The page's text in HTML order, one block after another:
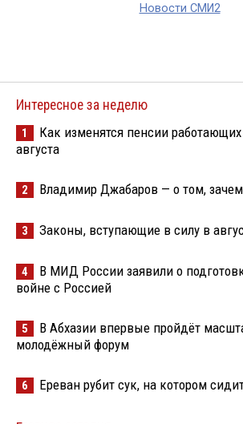
Новости СМИ2
Интересное за неделю
1
Как изменятся пенсии
августа
2 Владимир Джабаров — о том,
3 Законы, вступающие в силу в
4
В МИД России заявили о
войне с Россией
5
В Абхазии впервые пройдёт
молодёжный форум
6 Ереван рубит сук, на котором